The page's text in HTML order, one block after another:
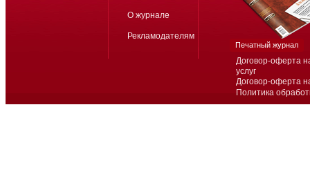
Договор-оферта
услуг
Договор-оферта
Политика
О журнале
Рекламодателям
Печатный журнал